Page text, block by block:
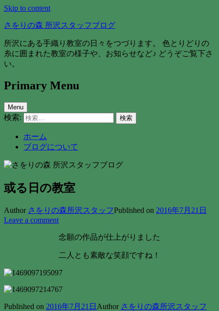
Skip to content
さをりの森 所沢スタッフブログ
所沢にある手織り教室の日々をつづります。 色とりどりの
糸に囲まれた教室の様子や、お知らせなど♪ どうぞご覧下さ
い。
Primary Menu
Menu
検索:
ホーム
ブログについて
或る日の教室
Author さをりの森所沢スタッフPublished on 2016年7月21日
Leave a comment
念願の作品が仕上がりました
二人とも素敵な笑顔ですね！
Published on 2016年7月21日 Author さをりの森所沢スタッフ